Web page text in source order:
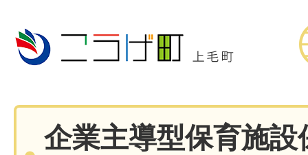
企業主導型保育施